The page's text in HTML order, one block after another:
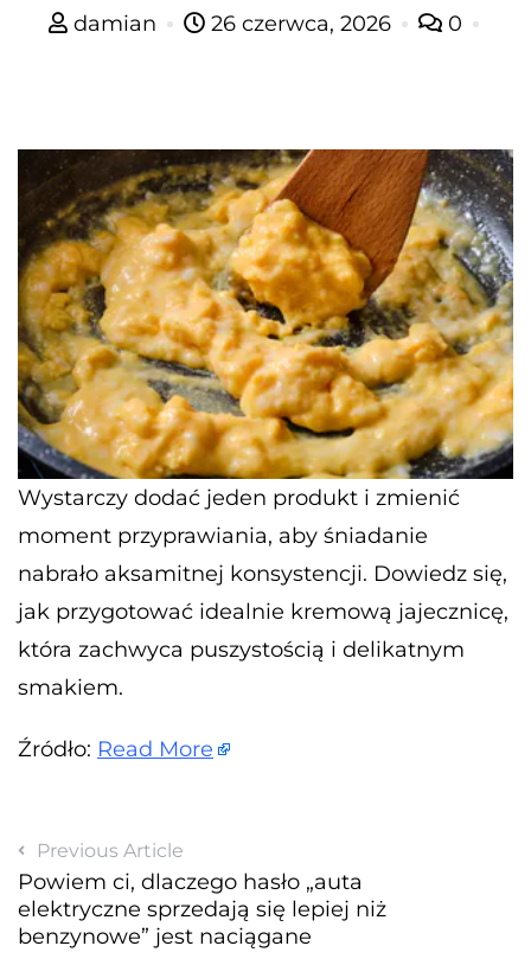
damian 26 czerwca, 2026 0
Wystarczy dodać jeden produkt i zmienić
moment przyprawiania, aby śniadanie
nabrało aksamitnej konsystencji. Dowiedz się,
jak przygotować idealnie kremową jajecznicę,
która zachwyca puszystością i delikatnym
smakiem.
Źródło: Read More
Previous Article
Powiem ci, dlaczego hasło „auta
elektryczne sprzedają się lepiej niż
benzynowe” jest naciągane